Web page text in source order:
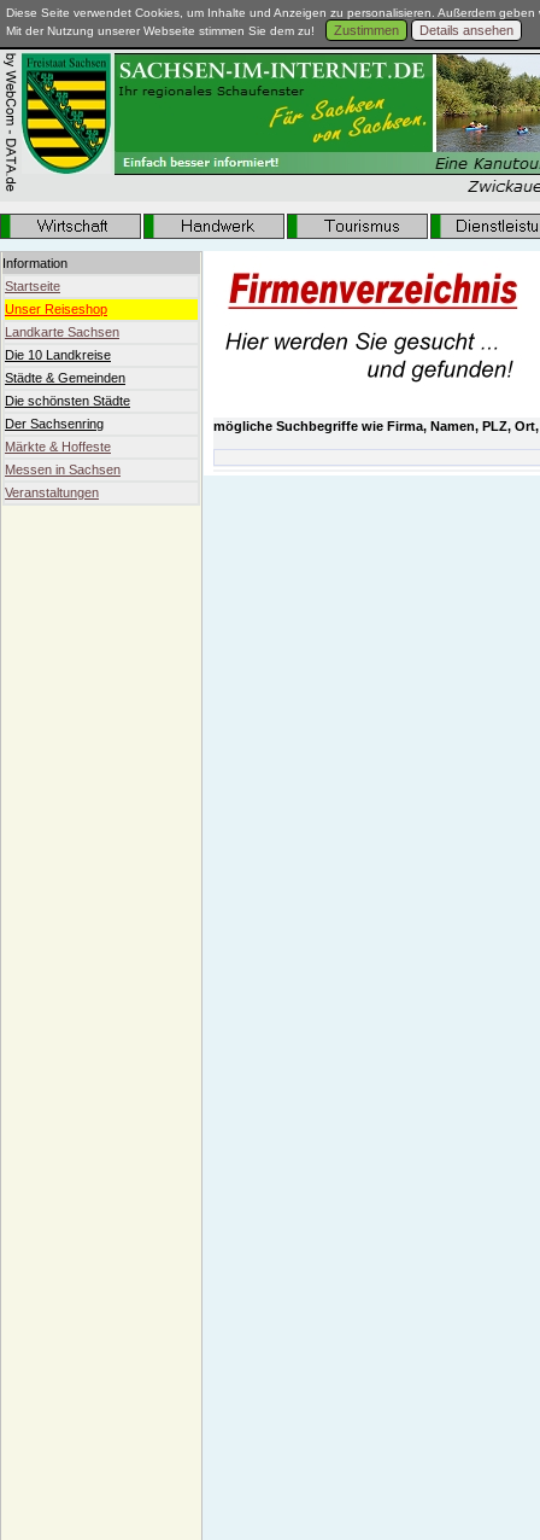
Diese Seite verwendet Cookies, um Inhalte und Anzeigen zu personalisieren. Außerdem
Mit der Nutzung unserer Webseite stimmen Sie dem zu!
Zustimmen Details ansehen
Information
Startseite
Unser Reiseshop
Landkarte Sachsen
Die 10 Landkreise
Städte & Gemeinden
Die schönsten Städte
Der Sachsenring
Märkte & Hoffeste
Messen in Sachsen
Veranstaltungen
mögliche Suchbegriffe wie Firma, Namen, PLZ,